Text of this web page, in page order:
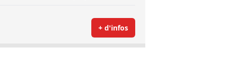
+ d'infos